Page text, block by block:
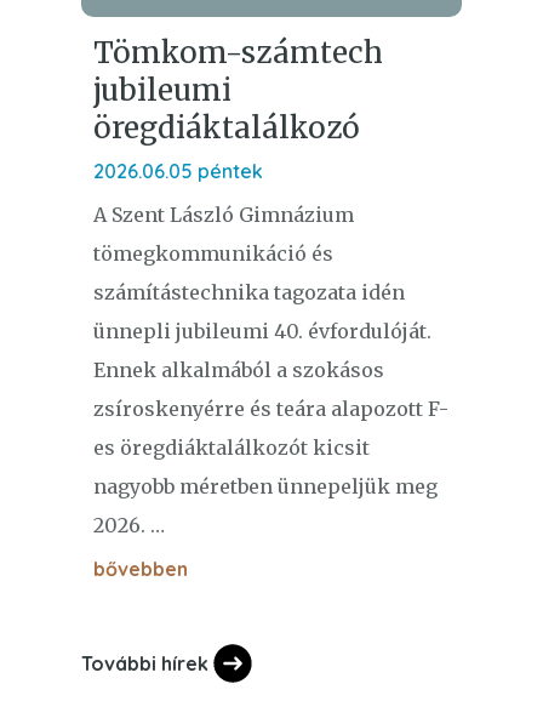
Tömkom-számtech
jubileumi
öregdiáktalálkozó
2026.06.05 péntek
A Szent László Gimnázium
tömegkommunikáció és
számítástechnika tagozata idén
ünnepli jubileumi 40. évfordulóját.
Ennek alkalmából a szokásos
zsíroskenyérre és teára alapozott F-
es öregdiáktalálkozót kicsit
nagyobb méretben ünnepeljük meg
2026. …
bővebben
További hírek